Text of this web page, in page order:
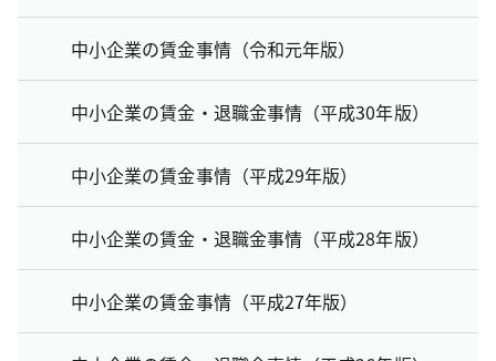
中小企業の賃金事情（令和元年版）
中小企業の賃金・退職金事情（平成30年版）
中小企業の賃金事情（平成29年版）
中小企業の賃金・退職金事情（平成28年版）
中小企業の賃金事情（平成27年版）